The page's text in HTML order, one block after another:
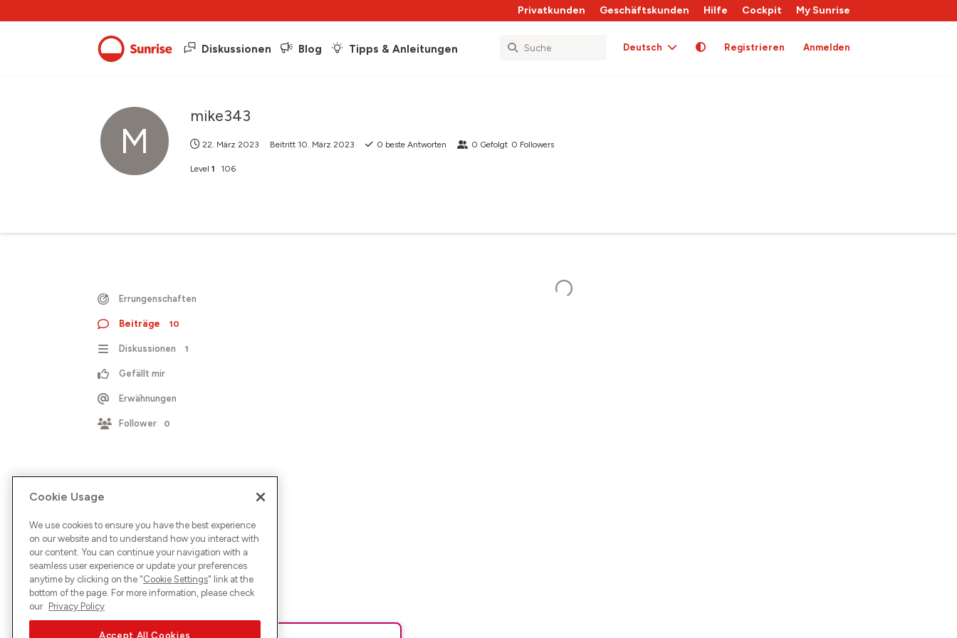
Privatkunden Geschäftskunden Hilfe Cockpit My Sunrise
Diskussionen Blog Tipps & Anleitungen Deutsch Registrieren Anmelden
M
mike343
22. März 2023 Beitritt 10. März 2023 0 beste Antworten 0 Gefolgt 0 Followers
Level 1 106
Errungenschaften
Beiträge 10
Diskussionen 1
Gefällt mir
Erwähnungen
Follower 0
Cookie Usage
We use cookies to ensure you have the best experience
on our website and to understand how you interact with
our content. You can continue your navigation with a
seamless user experience or update your preferences
anytime by clicking on the "Cookie Settings" link at the
bottom of the page. For more information, please check
our Privacy Policy
Accept All Cookies